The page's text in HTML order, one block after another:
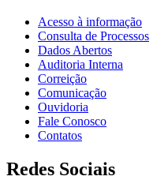
Acesso à informação
Consulta de Processos
Dados Abertos
Auditoria Interna
Correição
Comunicação
Ouvidoria
Fale Conosco
Contatos
Redes Sociais